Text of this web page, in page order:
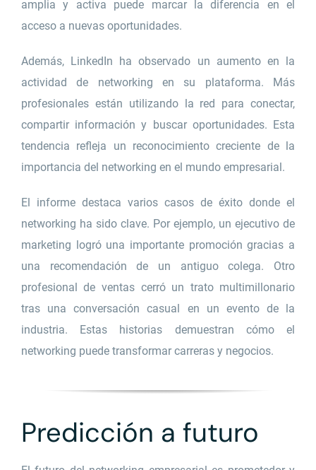
amplia y activa puede marcar la diferencia en el
acceso a nuevas oportunidades.
Además, LinkedIn ha observado un aumento en la
actividad de networking en su plataforma. Más
profesionales están utilizando la red para conectar,
compartir información y buscar oportunidades. Esta
tendencia refleja un reconocimiento creciente de la
importancia del networking en el mundo empresarial.
El informe destaca varios casos de éxito donde el
networking ha sido clave. Por ejemplo, un ejecutivo de
marketing logró una importante promoción gracias a
una recomendación de un antiguo colega. Otro
profesional de ventas cerró un trato multimillonario
tras una conversación casual en un evento de la
industria. Estas historias demuestran cómo el
networking puede transformar carreras y negocios.
Predicción a futuro